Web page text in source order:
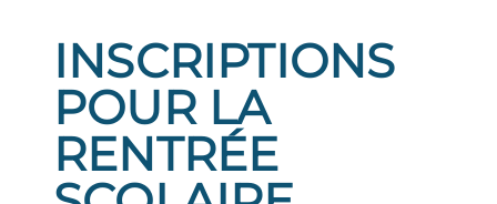
INSCRIPTIONS
POUR LA
RENTRÉE